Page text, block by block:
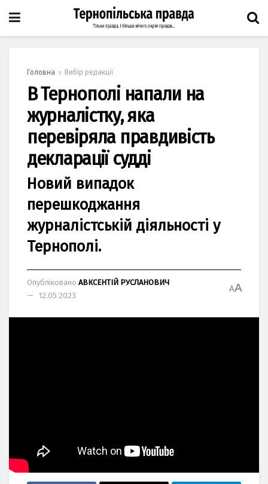
Головна Вибір редакції
В Тернополі напали на
журналістку, яка
перевіряла правдивість
декларації судді
Новий випадок
перешкоджання
журналістській діяльності у
Тернополі.
Опубліковано АВКСЕНТІЙ РУСЛАНОВИЧ
12.05.2023
AA